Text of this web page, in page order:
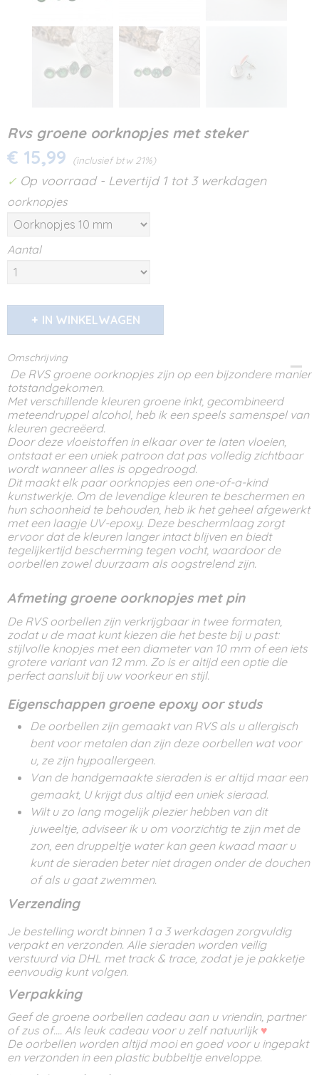
Rvs groene oorknopjes met steker
€ 15,99 (inclusief btw 21%)
✓ Op voorraad - Levertijd 1 tot 3 werkdagen
oorknopjes
Aantal
IN WINKELWAGEN
Omschrijving
De RVS groene oorknopjes zijn op een bijzondere manier
totstandgekomen.
Met verschillende kleuren groene inkt, gecombineerd
meteendruppel alcohol, heb ik een speels samenspel van
kleuren gecreëerd.
Door deze vloeistoffen in elkaar over te laten vloeien,
ontstaat er een uniek patroon dat pas volledig zichtbaar
wordt wanneer alles is opgedroogd.
Dit maakt elk paar oorknopjes een one-of-a-kind
kunstwerkje. Om de levendige kleuren te beschermen en
hun schoonheid te behouden, heb ik het geheel afgewerkt
met een laagje UV-epoxy. Deze beschermlaag zorgt
ervoor dat de kleuren langer intact blijven en biedt
tegelijkertijd bescherming tegen vocht, waardoor de
oorbellen zowel duurzaam als oogstrelend zijn.
Afmeting groene oorknopjes met pin
De RVS oorbellen zijn verkrijgbaar in twee formaten,
zodat u de maat kunt kiezen die het beste bij u past:
stijlvolle knopjes met een diameter van 10 mm of een iets
grotere variant van 12 mm. Zo is er altijd een optie die
perfect aansluit bij uw voorkeur en stijl.
Eigenschappen groene epoxy oor studs
De oorbellen zijn gemaakt van RVS als u allergisch
bent voor metalen dan zijn deze oorbellen wat voor
u, ze zijn hypoallergeen.
Van de handgemaakte sieraden is er altijd maar een
gemaakt, U krijgt dus altijd een uniek sieraad.
Wilt u zo lang mogelijk plezier hebben van dit
juweeltje, adviseer ik u om voorzichtig te zijn met de
zon, een druppeltje water kan geen kwaad maar u
kunt de sieraden beter niet dragen onder de douchen
of als u gaat zwemmen.
Verzending
Je bestelling wordt binnen 1 a 3 werkdagen zorgvuldig
verpakt en verzonden. Alle sieraden worden veilig
verstuurd via DHL met track & trace, zodat je je pakketje
eenvoudig kunt volgen.
Verpakking
Geef de groene oorbellen cadeau aan u vriendin, partner
of zus of.... Als leuk cadeau voor u zelf natuurlijk♥
De oorbellen worden altijd mooi en goed voor u ingepakt
en verzonden in een plastic bubbeltje enveloppe.